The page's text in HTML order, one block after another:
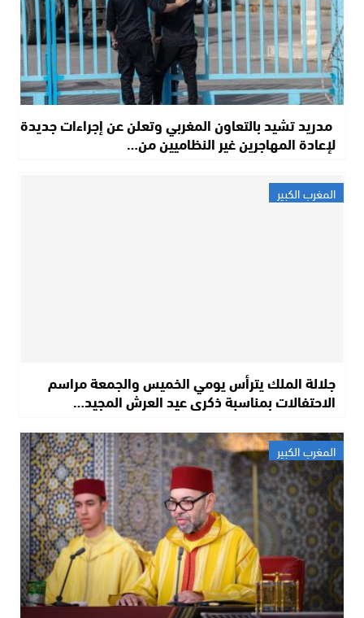
مدريد تشيد بالتعاون المغربي وتعلن عن إجراءات جديدة
لإعادة المهاجرين غير النظاميين من…
المغرب الكبير
جلالة الملك يترأس يومي الخميس والجمعة مراسم
الاحتفالات بمناسبة ذكرى عيد العرش المجيد…
المغرب الكبير